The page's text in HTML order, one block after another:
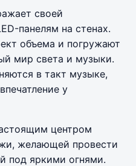
своей
панелям на стенах.
объема и погружают
мир света и музыки.
в такт музыке,
у
центром
желающей провести
под яркими огнями.